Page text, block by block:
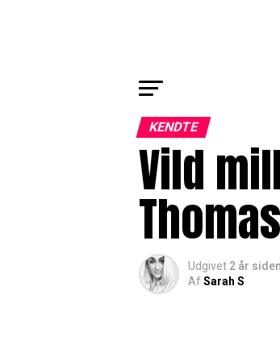
KENDTE
Vild
Udgivet 2 år siden
AfSarah S